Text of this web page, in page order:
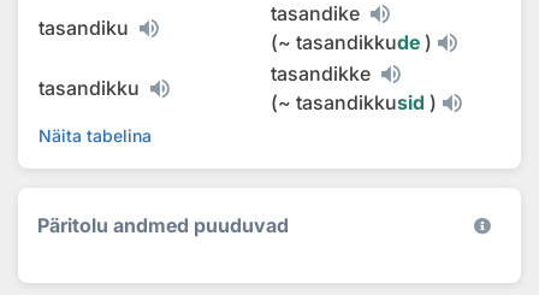
tasandiku
tasandike
(~ tasandikkude )
tasandikku
tasandikke
(~ tasandikkusid )
Näita tabelina
Päritolu andmed puuduvad